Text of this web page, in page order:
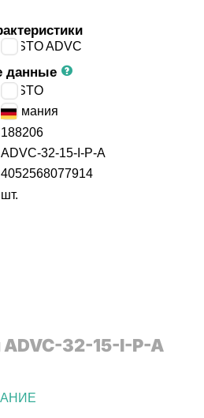
FESTO ADVC
данные
FESTO
Германия
188206
ADVC-32-15-I-P-A
4052568077914
шт.
ADVC-32-15-I-P-A